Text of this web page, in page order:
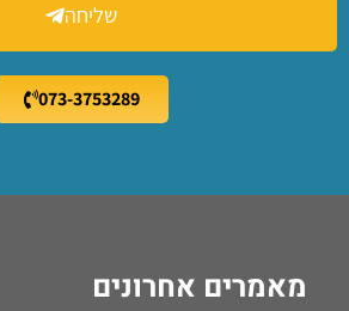
שליחה
073-3753289
מאמרים אחרונים